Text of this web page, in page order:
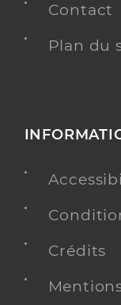
Contact
Plan du
Crédits